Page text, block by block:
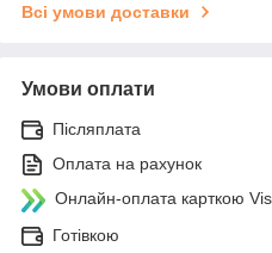
Всі умови доставки
Умови оплати
Післяплата
Оплата на рахунок
Онлайн-оплата карткою
Готівкою